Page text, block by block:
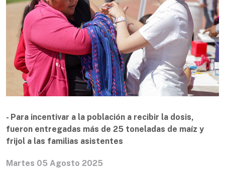
- Para incentivar a la población a recibir la dosis,
fueron entregadas más de 25 toneladas de maíz y
frijol a las familias asistentes
Martes 05 Agosto 2025